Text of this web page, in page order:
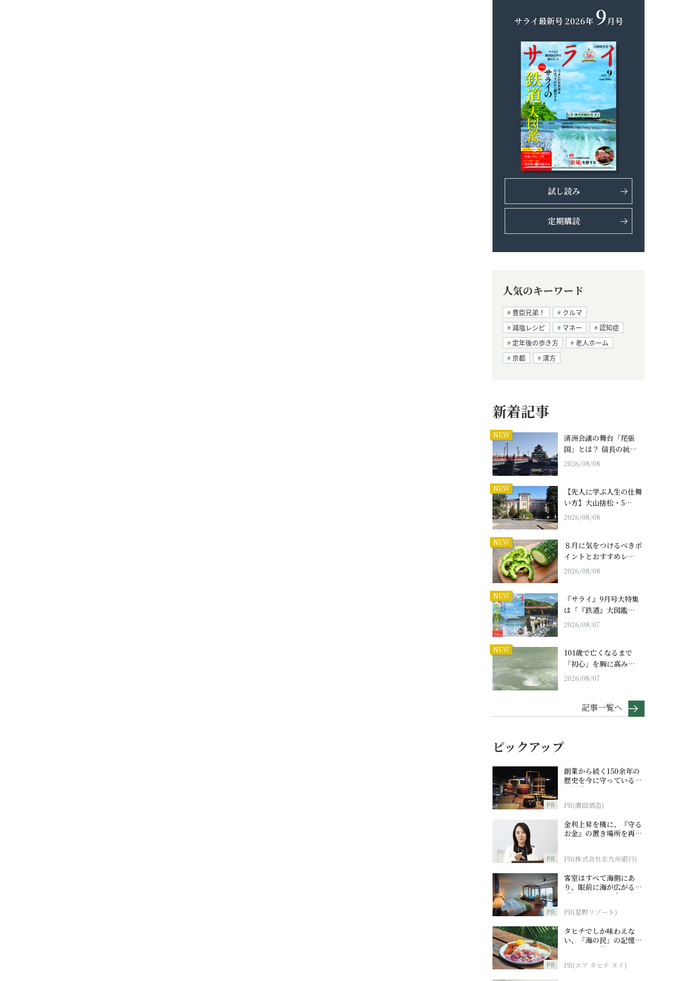
サライ最新号 2026年 9月号
試し読み
定期購読
人気のキーワード
豊臣兄弟！
クルマ
減塩レシピ
マネー
認知症
定年後の歩き方
老人ホーム
京都
漢方
新着記事
NEW
清洲会議の舞台「尾張
国」とは？ 信長の統…
2026/08/08
NEW
【先人に学ぶ人生の仕舞
い方】大山捨松・5…
2026/08/08
NEW
８月に気をつけるべきポ
イントとおすすめレ…
2026/08/08
NEW
『サライ』9月号大特集
は「『鉄道』大図鑑…
2026/08/07
NEW
101歳で亡くなるまで
「初心」を胸に高み…
2026/08/07
記事一覧へ
ピックアップ
PR
創業から続く150余年の
歴史を今に守っている濵
田酒造
PR(濵田酒造)
PR
金利上昇を機に、『守る
お金』の置き場所を再検
討
PR(株式会社北九州銀行)
PR
客室はすべて海側にあ
り、眼前に海が広がる
『西表島ホテル by 星野
PR(星野リゾート)
PR
タヒチでしか味わえな
い、「海の民」の記憶へ
とつながる旅
PR(エア タヒチ ヌイ)